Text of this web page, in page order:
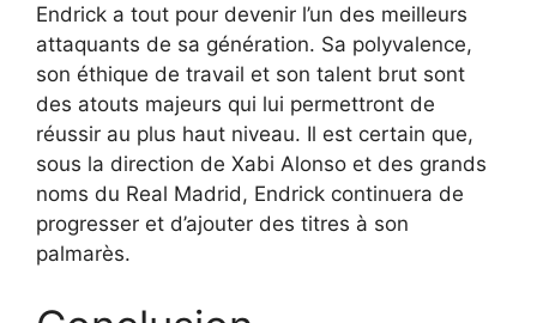
Endrick a tout pour devenir l’un des meilleurs
attaquants de sa génération. Sa polyvalence,
son éthique de travail et son talent brut sont
des atouts majeurs qui lui permettront de
réussir au plus haut niveau. Il est certain que,
sous la direction de Xabi Alonso et des grands
noms du Real Madrid, Endrick continuera de
progresser et d’ajouter des titres à son
palmarès.